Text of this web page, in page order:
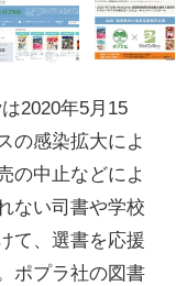
2020年5月15
の感染拡大によ
の中止などによ
ない司書や学校
て、選書を応援
ポプラ社の図書